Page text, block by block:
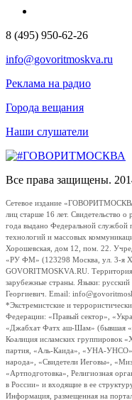
8 (495) 950-62-26
info@govoritmoskva.ru
Реклама на радио
Города вещания
Наши слушатели
Все права защищены.
Сетевое издание
лиц старше 16 лет.
года выдано Федеральной службой
технологий и массовых
Хорошевская, дом 12, пом. 22.
«РУ ФМ» (123298 Москва, ул. 3-я
GOVORITMOSKVA.RU.
зарубежные страны. Языки:
Георгиевич. Email:
*Экстремистские и
Федерации: «Правый сектор»,
«Джабхат Фатх аш-Шам» (бывшая
Коалиция исламских группировок
партия, «Аль-Каида», «УНА-УНСО»,
народа», «Свидетели Иеговы»,
«Артподготовка», Религиозная
в России» и входящие в ее
Информация, размещенная на